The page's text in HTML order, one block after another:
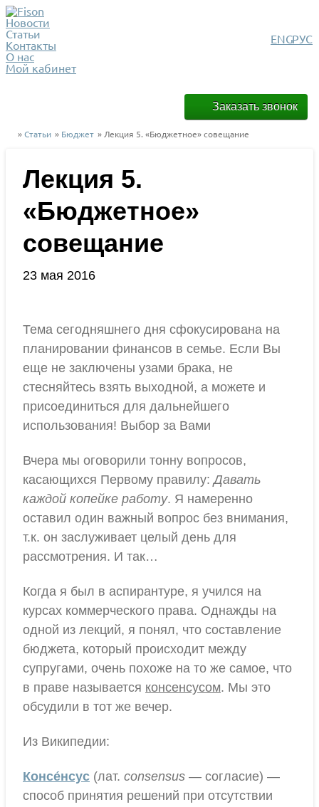
РУС
ENG
Новости
Статьи
Контакты
О нас
Мой кабинет
Заказать звонок
» Статьи » Бюджет » Лекция 5. «Бюджетное» совещание
Лекция 5.
«Бюджетное»
совещание
23 мая 2016
Тема сегодняшнего дня сфокусирована на
планировании финансов в семье. Если Вы
еще не заключены узами брака, не
стесняйтесь взять выходной, а можете и
присоединиться для дальнейшего
использования! Выбор за Вами
Вчера мы оговорили тонну вопросов,
касающихся Первому правилу:Давать
каждой копейке работу. Я намеренно
оставил один важный вопрос без внимания,
т.к. он заслуживает целый день для
рассмотрения. И так…
Когда я был в аспирантуре, я учился на
курсах коммерческого права. Однажды на
одной из лекций, я понял, что составление
бюджета, который происходит между
супругами, очень похоже на то же самое, что
в праве называется консенсусом. Мы это
обсудили в тот же вечер.
Из Википедии:
Консе́нсус (лат. consensus — согласие) —
способ принятия решений при отсутствии